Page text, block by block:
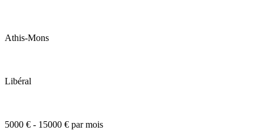
Athis-Mons
Libéral
5000 € - 15000 € par mois